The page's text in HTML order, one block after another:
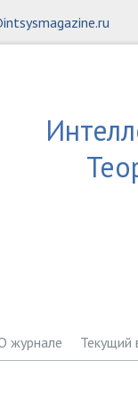
журнале Текущий